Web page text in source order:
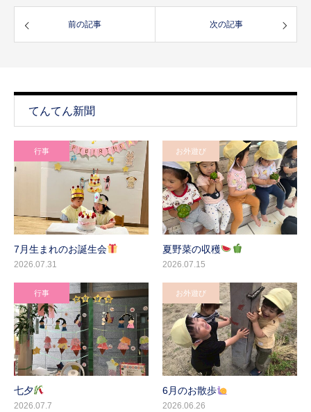
前の記事 次の記事
てんてん新聞
行事
7月生まれのお誕生会
2026.07.31
お外遊び
夏野菜の収穫
2026.07.15
行事
七夕
2026.07.7
お外遊び
6月のお散歩
2026.06.26